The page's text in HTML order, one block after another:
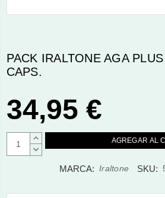
PACK IRALTONE AGA
CAPS.
34,95 €
AUMENTAR
CANTIDAD:
DISMINUIR
MARCA: Iraltone SKU: